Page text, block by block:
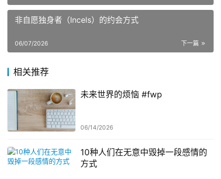
非自愿独身者（Incels）的约会方式
下一篇
06/07/2026
相关推荐
未来世界的烦恼 #fwp
06/14/2026
10种人们在无意中毁掉一段感情的
方式